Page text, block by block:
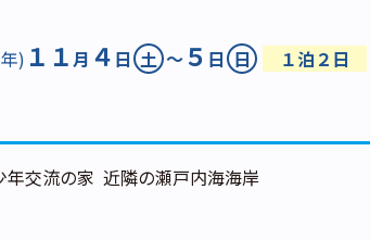
) １１月 ４ 日 土 ～５ 日 日 １泊２日
年交流の家 近隣の瀬戸内海海岸